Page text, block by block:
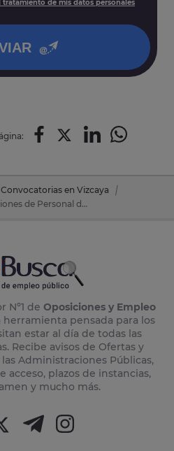
y como se explica en nuestra
tratamiento de mis datos personales
Convocatorias en Vizcaya
Convocatoria de 1 plaza: Oposiciones de Personal de Oficios en Sopuerta (Vizcaya)
Nº1 de Oposiciones y Empleo
herramienta pensada para los
estar al día de todas las
Recibe avisos de Ofertas y
Administraciones Públicas,
acceso, plazos de instancias,
y mucho más.